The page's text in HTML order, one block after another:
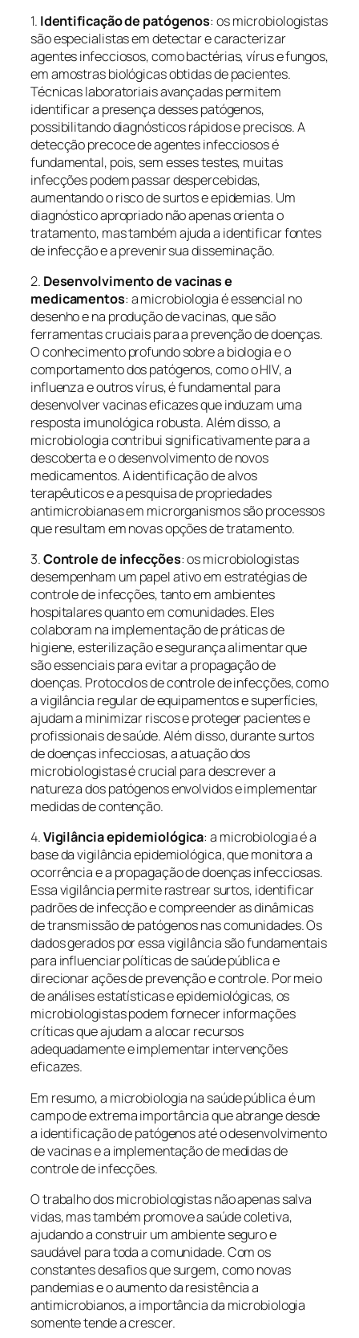
1. Identificação de patógenos: os microbiologistas
são especialistas em detectar e caracterizar
agentes infecciosos, como bactérias, vírus e fungos,
em amostras biológicas obtidas de pacientes.
Técnicas laboratoriais avançadas permitem
identificar a presença desses patógenos,
possibilitando diagnósticos rápidos e precisos. A
detecção precoce de agentes infecciosos é
fundamental, pois, sem esses testes, muitas
infecções podem passar despercebidas,
aumentando o risco de surtos e epidemias. Um
diagnóstico apropriado não apenas orienta o
tratamento, mas também ajuda a identificar fontes
de infecção e a prevenir sua disseminação.
2. Desenvolvimento de vacinas e
medicamentos: a microbiologia é essencial no
desenho e na produção de vacinas, que são
ferramentas cruciais para a prevenção de doenças.
O conhecimento profundo sobre a biologia e o
comportamento dos patógenos, como o HIV, a
influenza e outros vírus, é fundamental para
desenvolver vacinas eficazes que induzam uma
resposta imunológica robusta. Além disso, a
microbiologia contribui significativamente para a
descoberta e o desenvolvimento de novos
medicamentos. A identificação de alvos
terapêuticos e a pesquisa de propriedades
antimicrobianas em microrganismos são processos
que resultam em novas opções de tratamento.
3.Controle de infecções: os microbiologistas
desempenham um papel ativo em estratégias de
controle de infecções, tanto em ambientes
hospitalares quanto em comunidades. Eles
colaboram na implementação de práticas de
higiene, esterilização e segurança alimentar que
são essenciais para evitar a propagação de
doenças. Protocolos de controle de infecções, como
a vigilância regular de equipamentos e superfícies,
ajudam a minimizar riscos e proteger pacientes e
profissionais de saúde. Além disso, durante surtos
de doenças infecciosas, a atuação dos
microbiologistas é crucial para descrever a
natureza dos patógenos envolvidos e implementar
medidas de contenção.
4.Vigilância epidemiológica: a microbiologia é a
base da vigilância epidemiológica, que monitora a
ocorrência e a propagação de doenças infecciosas.
Essa vigilância permite rastrear surtos, identificar
padrões de infecção e compreender as dinâmicas
de transmissão de patógenos nas comunidades. Os
dados gerados por essa vigilância são fundamentais
para influenciar políticas de saúde pública e
direcionar ações de prevenção e controle. Por meio
de análises estatísticas e epidemiológicas, os
microbiologistas podem fornecer informações
críticas que ajudam a alocar recursos
adequadamente e implementar intervenções
eficazes.
Em resumo, a microbiologia na saúde pública é um
campo de extrema importância que abrange desde
a identificação de patógenos até o desenvolvimento
de vacinas e a implementação de medidas de
controle de infecções.
O trabalho dos microbiologistas não apenas salva
vidas, mas também promove a saúde coletiva,
ajudando a construir um ambiente seguro e
saudável para toda a comunidade. Com os
constantes desafios que surgem, como novas
pandemias e o aumento da resistência a
antimicrobianos, a importância da microbiologia
somente tende a crescer.